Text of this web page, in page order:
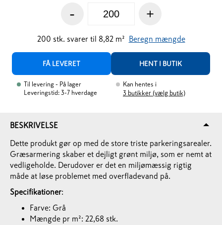
- +
200 stk. svarer til 8,82 m² Beregn mængde
FÅ LEVERET HENT I BUTIK
Til levering - På lager
Leveringstid: 3-7 hverdage
Kan hentes i
3 butikker (vælg butik)
BESKRIVELSE
Dette produkt gør op med de store triste parkeringsarealer.
Græsarmering skaber et dejligt grønt miljø, som er nemt at
vedligeholde. Derudover er det en miljømæssig rigtig
måde at løse problemet med overfladevand på.
Specifikationer:
Farve: Grå
Mængde pr m²: 22,68 stk.